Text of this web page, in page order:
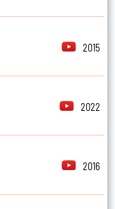
2015
2022
2016